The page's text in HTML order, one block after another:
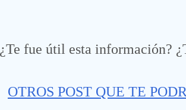
¿Te fue útil esta información?
OTROS POST QUE TE